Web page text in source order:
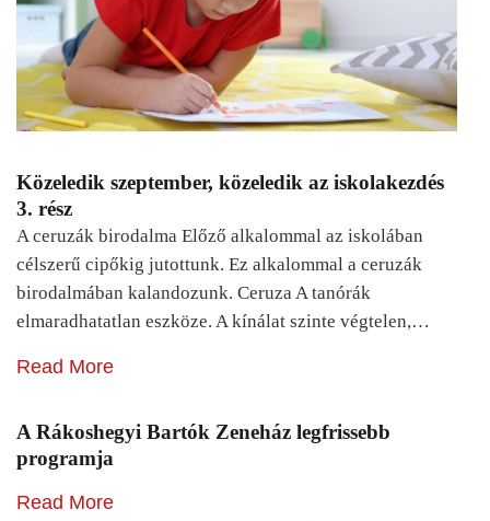
Közeledik szeptember, közeledik az iskolakezdés
3. rész
A ceruzák birodalma Előző alkalommal az iskolában
célszerű cipőkig jutottunk. Ez alkalommal a ceruzák
birodalmában kalandozunk. Ceruza A tanórák
elmaradhatatlan eszköze. A kínálat szinte végtelen,…
Read More
A Rákoshegyi Bartók Zeneház legfrissebb
programja
Read More